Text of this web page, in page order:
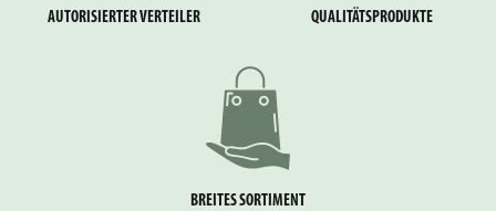
AUTORISIERTER VERTEILER QUALITÄTSPRODUKTE
BREITES SORTIMENT